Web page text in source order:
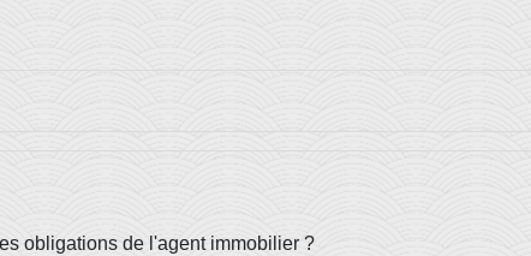
obligations de l'agent immobilier ?